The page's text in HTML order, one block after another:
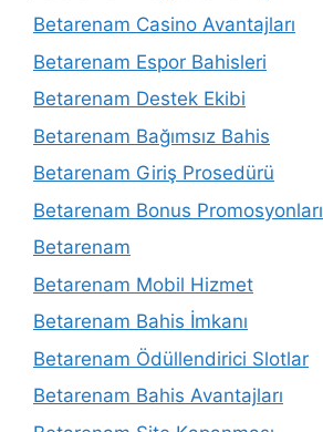
Betarenam Casino Avantajları
Betarenam Espor Bahisleri
Betarenam Destek Ekibi
Betarenam Bağımsız Bahis
Betarenam Giriş Prosedürü
Betarenam Bonus Promosyonları
Betarenam
Betarenam Mobil Hizmet
Betarenam Bahis İmkanı
Betarenam Ödüllendirici Slotlar
Betarenam Bahis Avantajları